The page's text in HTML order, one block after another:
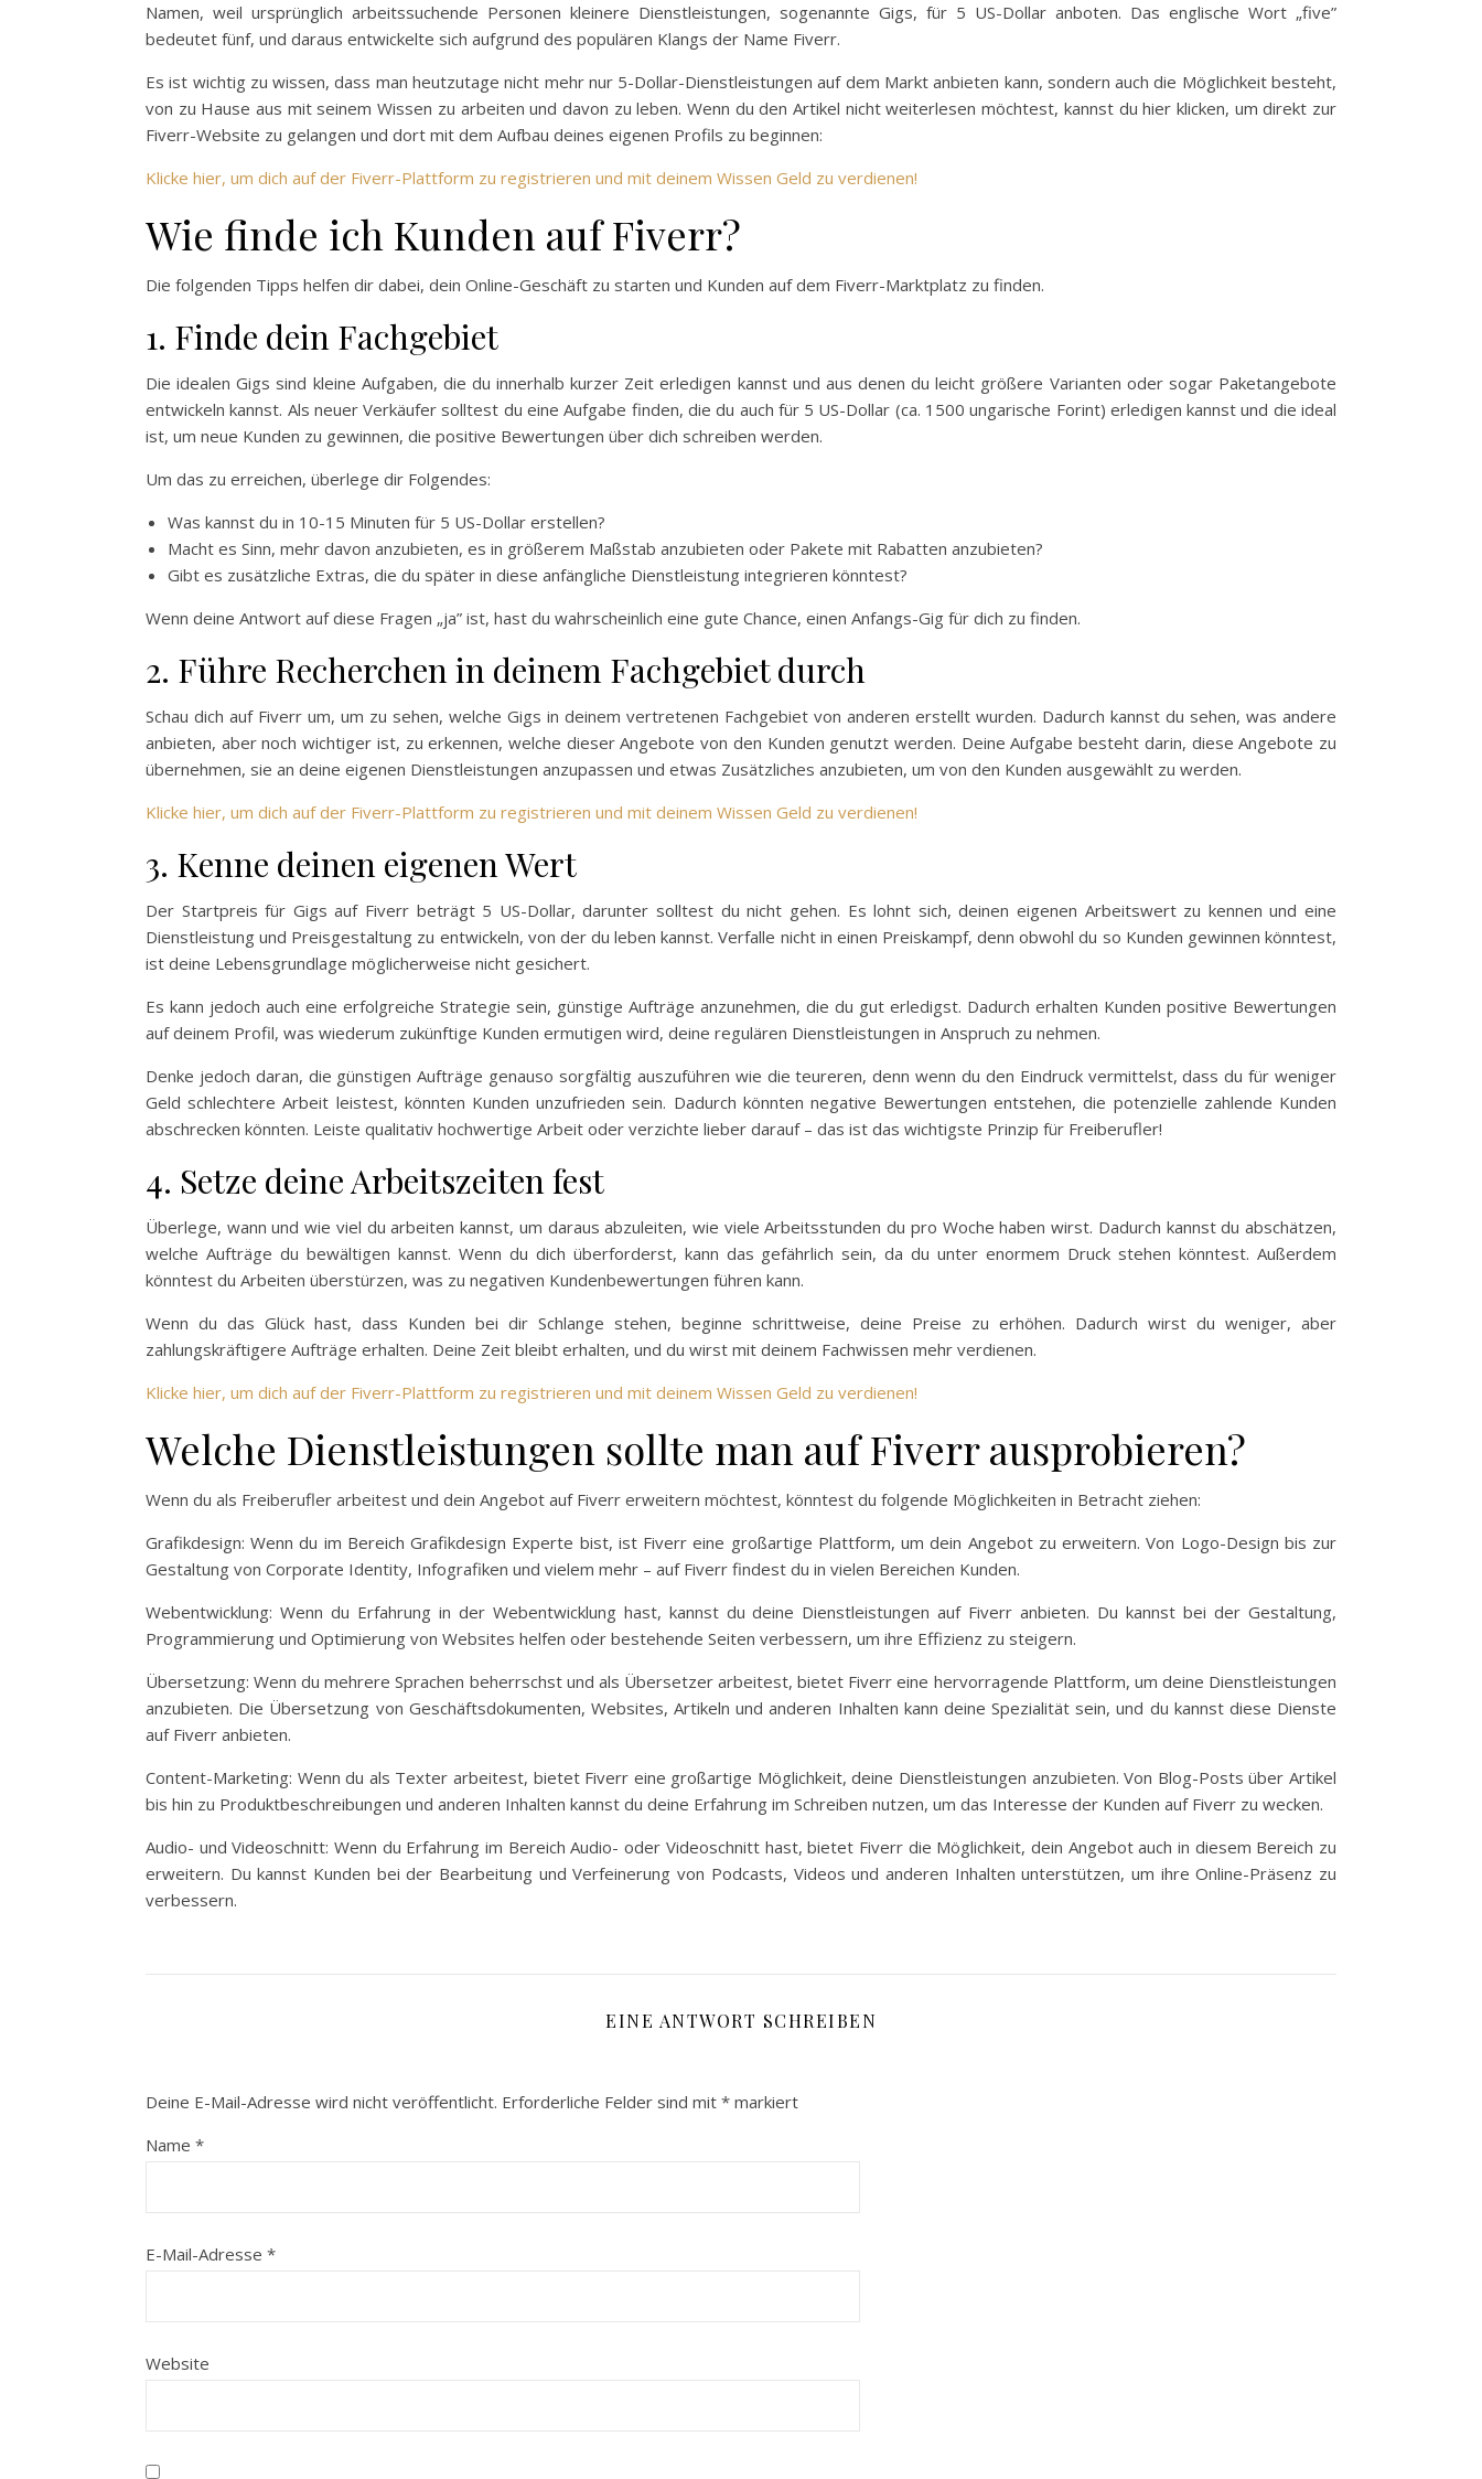
Namen, weil ursprünglich arbeitssuchende Personen kleinere Dienstleistungen, sogenannte Gigs, für 5 US-Dollar anboten. Das englische Wort „five”
bedeutet fünf, und daraus entwickelte sich aufgrund des populären Klangs der Name Fiverr.
Es ist wichtig zu wissen, dass man heutzutage nicht mehr nur 5-Dollar-Dienstleistungen auf dem Markt anbieten kann, sondern auch die Möglichkeit besteht,
von zu Hause aus mit seinem Wissen zu arbeiten und davon zu leben. Wenn du den Artikel nicht weiterlesen möchtest, kannst du hier klicken, um direkt zur
Fiverr-Website zu gelangen und dort mit dem Aufbau deines eigenen Profils zu beginnen:
Klicke hier, um dich auf der Fiverr-Plattform zu registrieren und mit deinem Wissen Geld zu verdienen!
Wie finde ich Kunden auf Fiverr?
Die folgenden Tipps helfen dir dabei, dein Online-Geschäft zu starten und Kunden auf dem Fiverr-Marktplatz zu finden.
1. Finde dein Fachgebiet
Die idealen Gigs sind kleine Aufgaben, die du innerhalb kurzer Zeit erledigen kannst und aus denen du leicht größere Varianten oder sogar Paketangebote
entwickeln kannst. Als neuer Verkäufer solltest du eine Aufgabe finden, die du auch für 5 US-Dollar (ca. 1500 ungarische Forint) erledigen kannst und die ideal
ist, um neue Kunden zu gewinnen, die positive Bewertungen über dich schreiben werden.
Um das zu erreichen, überlege dir Folgendes:
Was kannst du in 10-15 Minuten für 5 US-Dollar erstellen?
Macht es Sinn, mehr davon anzubieten, es in größerem Maßstab anzubieten oder Pakete mit Rabatten anzubieten?
Gibt es zusätzliche Extras, die du später in diese anfängliche Dienstleistung integrieren könntest?
Wenn deine Antwort auf diese Fragen „ja” ist, hast du wahrscheinlich eine gute Chance, einen Anfangs-Gig für dich zu finden.
2. Führe Recherchen in deinem Fachgebiet durch
Schau dich auf Fiverr um, um zu sehen, welche Gigs in deinem vertretenen Fachgebiet von anderen erstellt wurden. Dadurch kannst du sehen, was andere
anbieten, aber noch wichtiger ist, zu erkennen, welche dieser Angebote von den Kunden genutzt werden. Deine Aufgabe besteht darin, diese Angebote zu
übernehmen, sie an deine eigenen Dienstleistungen anzupassen und etwas Zusätzliches anzubieten, um von den Kunden ausgewählt zu werden.
Klicke hier, um dich auf der Fiverr-Plattform zu registrieren und mit deinem Wissen Geld zu verdienen!
3. Kenne deinen eigenen Wert
Der Startpreis für Gigs auf Fiverr beträgt 5 US-Dollar, darunter solltest du nicht gehen. Es lohnt sich, deinen eigenen Arbeitswert zu kennen und eine
Dienstleistung und Preisgestaltung zu entwickeln, von der du leben kannst. Verfalle nicht in einen Preiskampf, denn obwohl du so Kunden gewinnen könntest,
ist deine Lebensgrundlage möglicherweise nicht gesichert.
Es kann jedoch auch eine erfolgreiche Strategie sein, günstige Aufträge anzunehmen, die du gut erledigst. Dadurch erhalten Kunden positive Bewertungen
auf deinem Profil, was wiederum zukünftige Kunden ermutigen wird, deine regulären Dienstleistungen in Anspruch zu nehmen.
Denke jedoch daran, die günstigen Aufträge genauso sorgfältig auszuführen wie die teureren, denn wenn du den Eindruck vermittelst, dass du für weniger
Geld schlechtere Arbeit leistest, könnten Kunden unzufrieden sein. Dadurch könnten negative Bewertungen entstehen, die potenzielle zahlende Kunden
abschrecken könnten. Leiste qualitativ hochwertige Arbeit oder verzichte lieber darauf – das ist das wichtigste Prinzip für Freiberufler!
4. Setze deine Arbeitszeiten fest
Überlege, wann und wie viel du arbeiten kannst, um daraus abzuleiten, wie viele Arbeitsstunden du pro Woche haben wirst. Dadurch kannst du abschätzen,
welche Aufträge du bewältigen kannst. Wenn du dich überforderst, kann das gefährlich sein, da du unter enormem Druck stehen könntest. Außerdem
könntest du Arbeiten überstürzen, was zu negativen Kundenbewertungen führen kann.
Wenn du das Glück hast, dass Kunden bei dir Schlange stehen, beginne schrittweise, deine Preise zu erhöhen. Dadurch wirst du weniger, aber
zahlungskräftigere Aufträge erhalten. Deine Zeit bleibt erhalten, und du wirst mit deinem Fachwissen mehr verdienen.
Klicke hier, um dich auf der Fiverr-Plattform zu registrieren und mit deinem Wissen Geld zu verdienen!
Welche Dienstleistungen sollte man auf Fiverr ausprobieren?
Wenn du als Freiberufler arbeitest und dein Angebot auf Fiverr erweitern möchtest, könntest du folgende Möglichkeiten in Betracht ziehen:
Grafikdesign: Wenn du im Bereich Grafikdesign Experte bist, ist Fiverr eine großartige Plattform, um dein Angebot zu erweitern. Von Logo-Design bis zur
Gestaltung von Corporate Identity, Infografiken und vielem mehr – auf Fiverr findest du in vielen Bereichen Kunden.
Webentwicklung: Wenn du Erfahrung in der Webentwicklung hast, kannst du deine Dienstleistungen auf Fiverr anbieten. Du kannst bei der Gestaltung,
Programmierung und Optimierung von Websites helfen oder bestehende Seiten verbessern, um ihre Effizienz zu steigern.
Übersetzung: Wenn du mehrere Sprachen beherrschst und als Übersetzer arbeitest, bietet Fiverr eine hervorragende Plattform, um deine Dienstleistungen
anzubieten. Die Übersetzung von Geschäftsdokumenten, Websites, Artikeln und anderen Inhalten kann deine Spezialität sein, und du kannst diese Dienste
auf Fiverr anbieten.
Content-Marketing: Wenn du als Texter arbeitest, bietet Fiverr eine großartige Möglichkeit, deine Dienstleistungen anzubieten. Von Blog-Posts über Artikel
bis hin zu Produktbeschreibungen und anderen Inhalten kannst du deine Erfahrung im Schreiben nutzen, um das Interesse der Kunden auf Fiverr zu wecken.
Audio- und Videoschnitt: Wenn du Erfahrung im Bereich Audio- oder Videoschnitt hast, bietet Fiverr die Möglichkeit, dein Angebot auch in diesem Bereich zu
erweitern. Du kannst Kunden bei der Bearbeitung und Verfeinerung von Podcasts, Videos und anderen Inhalten unterstützen, um ihre Online-Präsenz zu
verbessern.
EINE ANTWORT SCHREIBEN
Deine E-Mail-Adresse wird nicht veröffentlicht. Erforderliche Felder sind mit * markiert
Name *
E-Mail-Adresse *
Website